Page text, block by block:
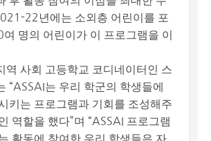
22년에는 소외층 어린이를 포
명의 어린이가 이 프로그램을 이
역 사회 고등학교 코디네이터인 스
“ASSAI는 우리 학군의 학생들에
키는 프로그램과 기회를 조성해주
역할을 했다”며 “ASSAI 프로그램
활동에 참여한 우리 학생들은 자